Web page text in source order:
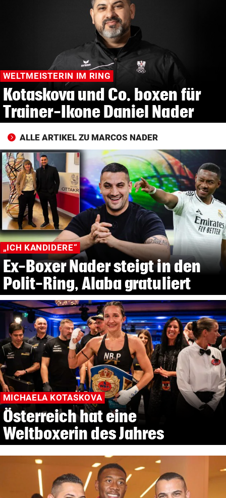
© Krone Multimedia GmbH & Co KG 2026
Muthgasse 2, 1190 Wien
WELTMEISTERIN IM RING
Kotaskova und Co. boxen für
Trainer-Ikone Daniel Nader
ALLE ARTIKEL ZU MARCOS NADER
„ICH KANDIDERE“
Ex-Boxer Nader steigt in den
Polit-Ring, Alaba gratuliert
MICHAELA KOTASKOVA
Österreich hat eine
Weltboxerin des Jahres